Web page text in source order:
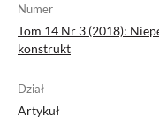
Numer
Tom 14 Nr 3 (2018):
konstrukt
Dział
Artykuł